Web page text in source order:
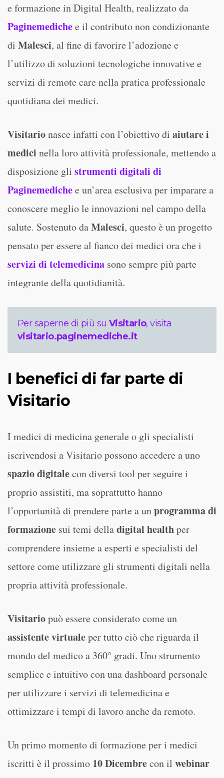
e formazione in Digital Health, realizzato da
Paginemedichee il contributo non condizionante
di Malesci, al fine di favorire l’adozione e
l’utilizzo di soluzioni tecnologiche innovative e
servizi di remote care nella pratica professionale
quotidiana dei medici.
Visitarionasce infatti con l’obiettivo di aiutare i
medici nella loro attività professionale, mettendo a
disposizione gli strumenti digitali di
Paginemedichee un’area esclusiva per imparare a
conoscere meglio le innovazioni nel campo della
salute. Sostenuto daMalesci, questo è un progetto
pensato per essere al fianco dei medici ora che i
servizi di telemedicina sono sempre più parte
integrante della quotidianità.
Per saperne di più su Visitario, visita
visitario.paginemediche.it
I benefici di far parte di
Visitario
I medici di medicina generale o gli specialisti
iscrivendosi a Visitario possono accedere a uno
spazio digitalecon diversi tool per seguire i
proprio assistiti, ma soprattutto hanno
l’opportunità di prendere parte a unprogramma di
formazione sui temi delladigital healthper
comprendere insieme a esperti e specialisti del
settore come utilizzare gli strumenti digitali nella
propria attività professionale.
Visitariopuò essere considerato come un
assistente virtualeper tutto ciò che riguarda il
mondo del medico a 360° gradi. Uno strumento
semplice e intuitivo con una dashboard personale
per utilizzare i servizi di telemedicina e
ottimizzare i tempi di lavoro anche da remoto.
Un primo momento di formazione per i medici
iscritti è il prossimo 10 Dicembrecon il webinar